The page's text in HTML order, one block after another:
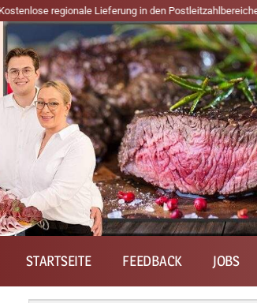
Lieferung in den Postleitzahlbereichen 35410,
STARTSEITE FEEDBACK JOBS